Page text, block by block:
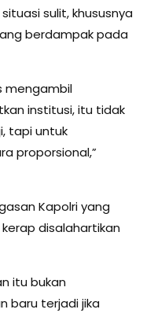
sulit, khususnya
berdampak pada
mengambil
institusi, itu tidak
tapi untuk
proporsional,”
Kapolri yang
disalahartikan
itu bukan
baru terjadi jika